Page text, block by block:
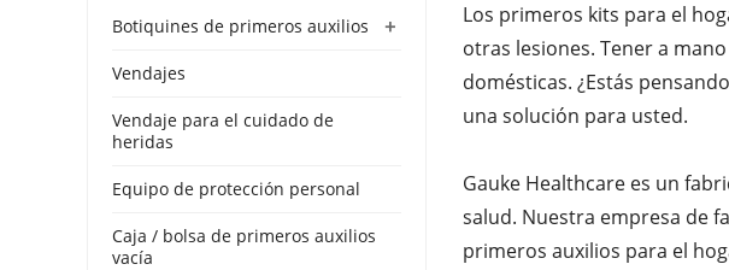
Los primeros kits para el
otras lesiones. Tener a
domésticas. ¿Estás
una solución para usted.
Gauke Healthcare es un
salud. Nuestra empresa de
primeros auxilios para el
+
Botiquines de primeros auxilios
Vendajes
Vendaje para el cuidado de
heridas
Equipo de protección personal
Caja / bolsa de primeros auxilios
vacía